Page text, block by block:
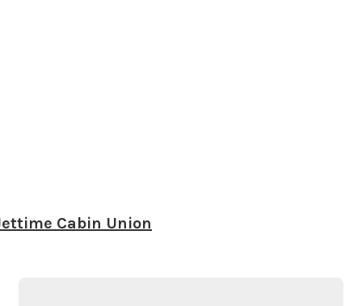
Cabin Union